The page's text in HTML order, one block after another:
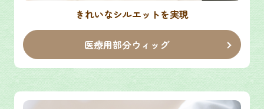
きれいなシルエットを実現
医療用部分ウィッグ